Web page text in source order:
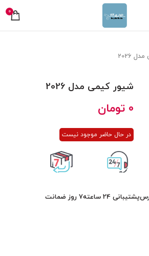
0
2026
شیور کیمی مدل 2026
0 تومان
در حال حاضر موجود نیست
پشتیبانی 24 ساعته 7 روز ضمانت